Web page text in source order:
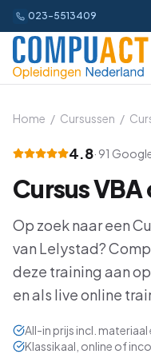
023-5513409
Excel
Excel Basis
Excel Gevorderd
Excel: Functies en
Excel:
Excel: Analyse en
Word
Word Basis
Word Gevorderd
Word:
Outlook
Outlook Alles-in-
PowerPoint
PowerPoint
Power BI
Home / Cursussen /
4.8· 91
Cursus VBA
Op zoek naar een
van Lelystad?
deze training aan op
en als live online
All-in prijs incl.
Klassikaal, online of